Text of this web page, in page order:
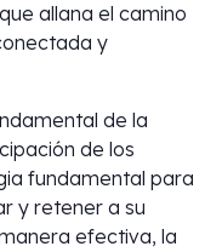
allana el camino
y
de la
de los
fundamental para
y retener a su
efectiva, la